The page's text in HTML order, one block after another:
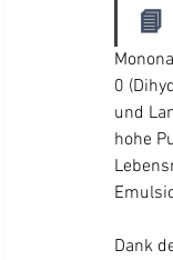
0
und
hohe
Dank